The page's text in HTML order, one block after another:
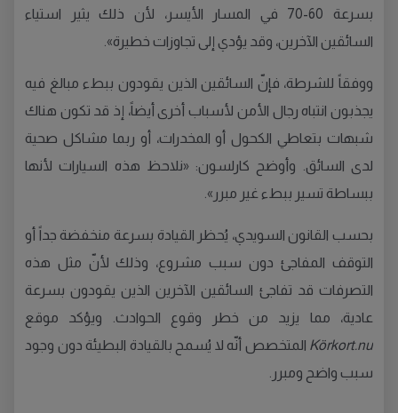
بسرعة 60-70 في المسار الأيسر، لأن ذلك يثير استياء
السائقين الآخرين، وقد يؤدي إلى تجاوزات خطيرة».
ووفقاً للشرطة، فإنّ السائقين الذين يقودون ببطء مبالغ فيه
يجذبون انتباه رجال الأمن لأسباب أخرى أيضاً، إذ قد تكون هناك
شبهات بتعاطي الكحول أو المخدرات، أو ربما مشاكل صحية
لدى السائق. وأوضح كارلسون: «نلاحظ هذه السيارات لأنها
ببساطة تسير ببطء غير مبرر».
بحسب القانون السويدي، يُحظر القيادة بسرعة منخفضة جداً أو
التوقف المفاجئ دون سبب مشروع، وذلك لأنّ مثل هذه
التصرفات قد تفاجئ السائقين الآخرين الذين يقودون بسرعة
عادية، مما يزيد من خطر وقوع الحوادث. ويؤكد موقع
Körkort.nu المتخصص أنّه لا يُسمح بالقيادة البطيئة دون وجود
سبب واضح ومبرر.